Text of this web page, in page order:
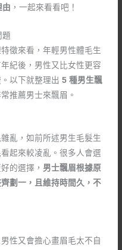
由 ，一起來看看吧！
題
徵來看，年輕男性體毛生
紀後，男性又比女性更容
。以下就整理出5 種男生飄
推薦男士來飄眉。
亂，如前所述男生毛髮生
起來較凌亂。很多人會選
的選擇， 男士飄眉根據原
劃一，且維持時間久，不
性又會擔心畫眉毛太不自